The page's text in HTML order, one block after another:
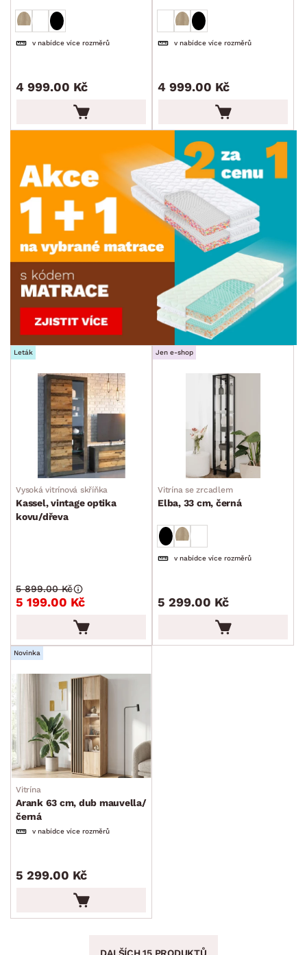
v nabídce více rozměrů
4 999.00 Kč
v nabídce více rozměrů
4 999.00 Kč
Leták
Vysoká vitrínová skříňka
Kassel, vintage optika
kovu/dřeva
5 199.00 Kč
5 899.00 Kč
Jen e-shop
Vitrína se zrcadlem
Elba, 33 cm, černá
v nabídce více rozměrů
5 299.00 Kč
Novinka
Vitrína
Arank 63 cm, dub mauvella/
černá
v nabídce více rozměrů
5 299.00 Kč
DALŠÍCH 15 PRODUKTŮ